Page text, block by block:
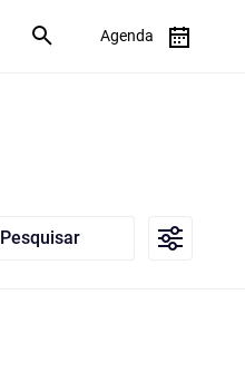
Agenda
Pesquisar